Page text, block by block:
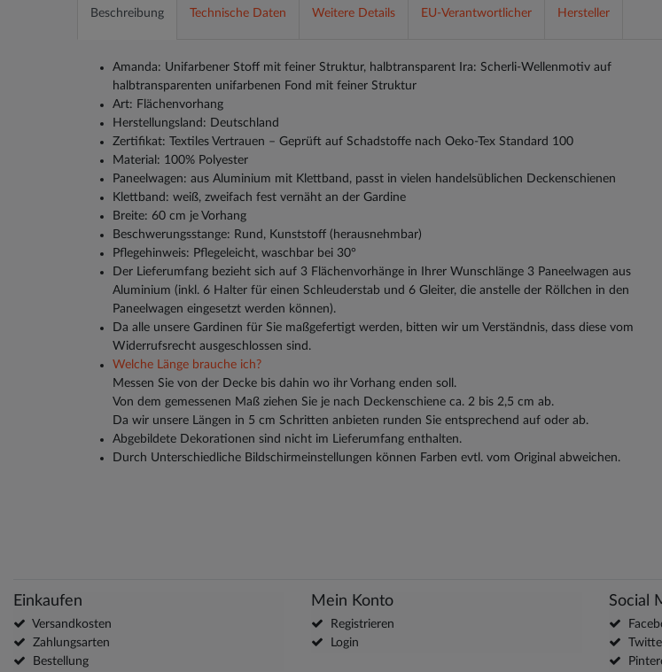
Beschreibung Technische Daten Weitere Details EU-Verantwortlicher Hersteller
Amanda: Unifarbener Stoff mit feiner Struktur, halbtransparent Ira: Scherli-Wellenmotiv auf
halbtransparenten unifarbenen Fond mit feiner Struktur
Art: Flächenvorhang
Herstellungsland: Deutschland
Zertifikat: Textiles Vertrauen – Geprüft auf Schadstoffe nach Oeko-Tex Standard 100
Material: 100% Polyester
Paneelwagen: aus Aluminium mit Klettband, passt in vielen handelsüblichen Deckenschienen
Klettband: weiß, zweifach fest vernäht an der Gardine
Breite: 60 cm je Vorhang
Beschwerungsstange: Rund, Kunststoff (herausnehmbar)
Pflegehinweis: Pflegeleicht, waschbar bei 30°
Der Lieferumfang bezieht sich auf 3 Flächenvorhänge in Ihrer Wunschlänge 3 Paneelwagen aus
Aluminium (inkl. 6 Halter für einen Schleuderstab und 6 Gleiter, die anstelle der Röllchen in den
Paneelwagen eingesetzt werden können).
Da alle unsere Gardinen für Sie maßgefertigt werden, bitten wir um Verständnis, dass diese vom
Widerrufsrecht ausgeschlossen sind.
Welche Länge brauche ich?
Messen Sie von der Decke bis dahin wo ihr Vorhang enden soll.
Von dem gemessenen Maß ziehen Sie je nach Deckenschiene ca. 2 bis 2,5 cm ab.
Da wir unsere Längen in 5 cm Schritten anbieten runden Sie entsprechend auf oder ab.
Abgebildete Dekorationen sind nicht im Lieferumfang enthalten.
Durch Unterschiedliche Bildschirmeinstellungen können Farben evtl. vom Original abweichen.
Einkaufen
Versandkosten
Zahlungsarten
Bestellung
Mein Konto
Registrieren
Login
Social